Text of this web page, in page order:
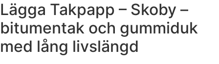
Lägga Takpapp – Skoby –
bitumentak och gummiduk
med lång livslängd